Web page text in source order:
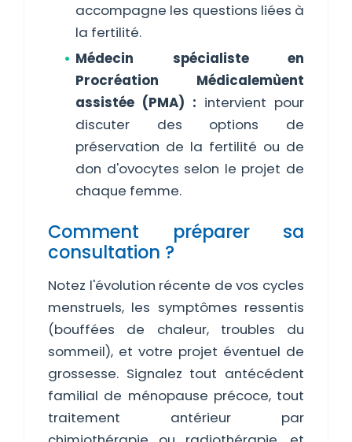
accompagne les questions liées à
la fertilité.
Médecin spécialiste en
Procréation Médicalemùent
assistée (PMA) : intervient pour
discuter des options de
préservation de la fertilité ou de
don d'ovocytes selon le projet de
chaque femme.
Comment préparer sa
consultation ?
Notez l'évolution récente de vos cycles
menstruels, les symptômes ressentis
(bouffées de chaleur, troubles du
sommeil), et votre projet éventuel de
grossesse. Signalez tout antécédent
familial de ménopause précoce, tout
traitement antérieur par